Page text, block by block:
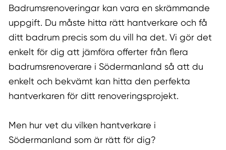
Badrumsrenoveringar kan vara en skrämmande
uppgift. Du måste hitta rätt hantverkare och få
ditt badrum precis som du vill ha det. Vi gör det
enkelt för dig att jämföra offerter från flera
badrumsrenoverare i Södermanland så att du
enkelt och bekvämt kan hitta den perfekta
hantverkaren för ditt renoveringsprojekt.
Men hur vet du vilken hantverkare i
Södermanland som är rätt för dig?